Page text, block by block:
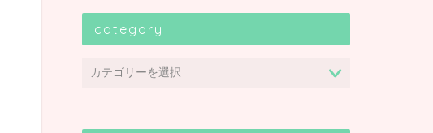
category